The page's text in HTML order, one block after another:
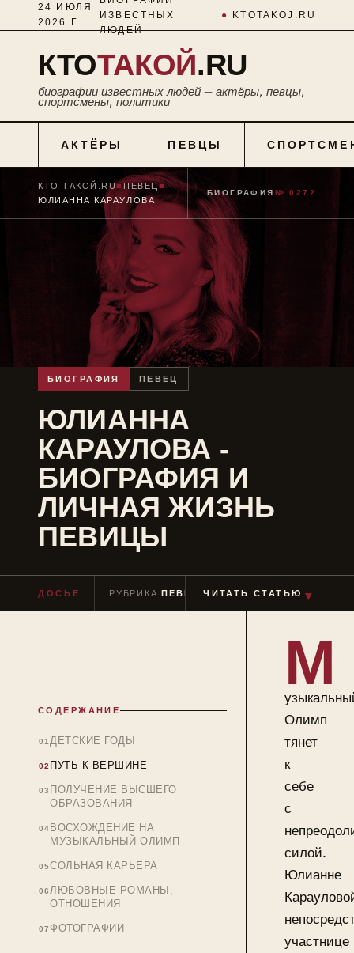
24 ИЮЛЯ
2026 Г.
ИЗВЕСТНЫХ
ЛЮДЕЙ
● KTOTAKOJ.RU
КТОТАКОЙ.RU
биографии известных людей — актёры, певцы,
спортсмены, политики
АКТЁРЫ ПЕВЦЫ
КТО ТАКОЙ.RU■ПЕВЕЦ■
ЮЛИАННА КАРАУЛОВА
БИОГРАФИЯ № 0272
БИОГРАФИЯ ПЕВЕЦ
ЮЛИАННА
КАРАУЛОВА -
БИОГРАФИЯ И
ЛИЧНАЯ ЖИЗНЬ
ПЕВИЦЫ
ДОСЬЕ РУБРИКАПЕВЕЦ ЧТЕНИЕ≈ 9 МИН
ЧИТАТЬ СТАТЬЮ ▼
СОДЕРЖАНИЕ
ДЕТСКИЕ ГОДЫ
ПУТЬ К ВЕРШИНЕ
ПОЛУЧЕНИЕ ВЫСШЕГО
ОБРАЗОВАНИЯ
ВОСХОЖДЕНИЕ НА
МУЗЫКАЛЬНЫЙ ОЛИМП
СОЛЬНАЯ КАРЬЕРА
ЛЮБОВНЫЕ РОМАНЫ,
ОТНОШЕНИЯ
ФОТОГРАФИИ
М
Олимп
тянет
к
себе
с
силой.
Юлианне
участнице